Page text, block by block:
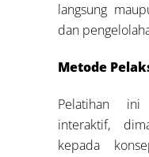
langsung
dan
Metode
Pelatihan ini
interaktif,
kepada